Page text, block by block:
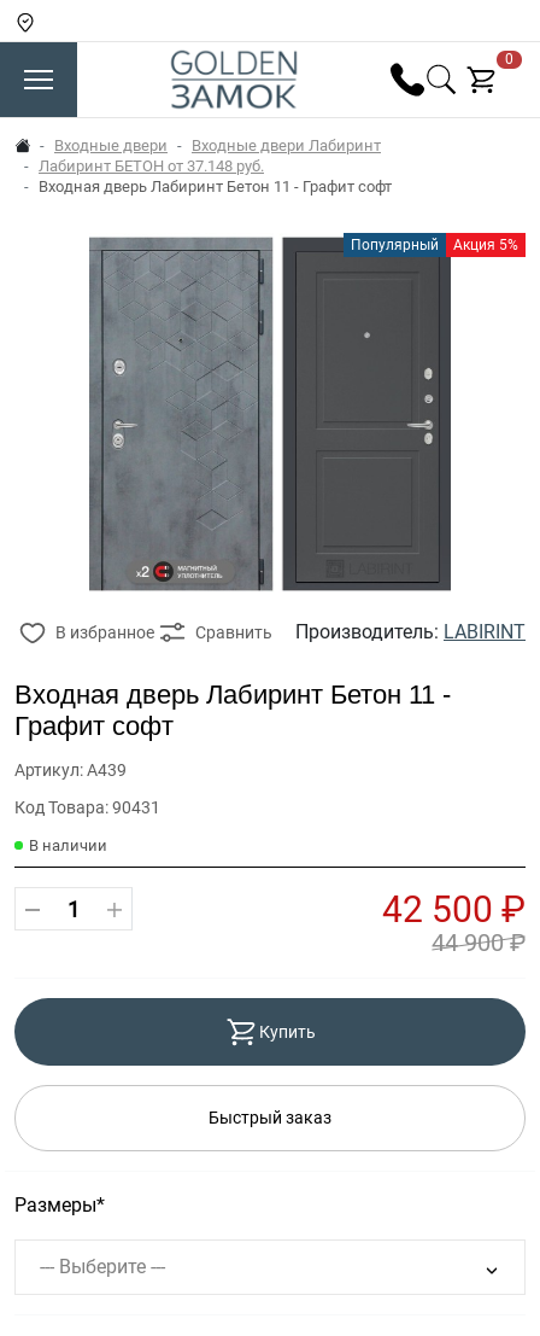
0
Входные двери
Входные двери Лабиринт
Лабиринт БЕТОН от 37.148 руб.
Входная дверь Лабиринт Бетон 11 - Графит софт
Популярный Акция 5%
В избранное Сравнить Производитель: LABIRINT
Входная дверь Лабиринт Бетон 11 -
Графит софт
Артикул: А439
Код Товара: 90431
В наличии
42 500 ₽
44 900 ₽
Купить
Быстрый заказ
Размеры
--- Выберите ---